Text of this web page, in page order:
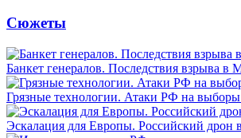
Сюжеты
Банкет генералов. Последствия взрыва в
Грязные технологии. Атаки РФ на
Эскалация для Европы. Российский дрон